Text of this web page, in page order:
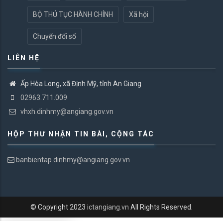
BỘ THỦ TỤC HÀNH CHÍNH Xã hội
Chuyển đổi số
LIÊN HỆ
Ấp Hòa Long, xã Định Mỹ, tỉnh An Giang
02963.711.009
vhxh.dinhmy@angiang.gov.vn
HỘP THƯ NHẬN TIN BÀI, CỘNG TÁC
banbientap.dinhmy@angiang.gov.vn
© Copyright 2023 ictangiang.vn All Rights Reserved.